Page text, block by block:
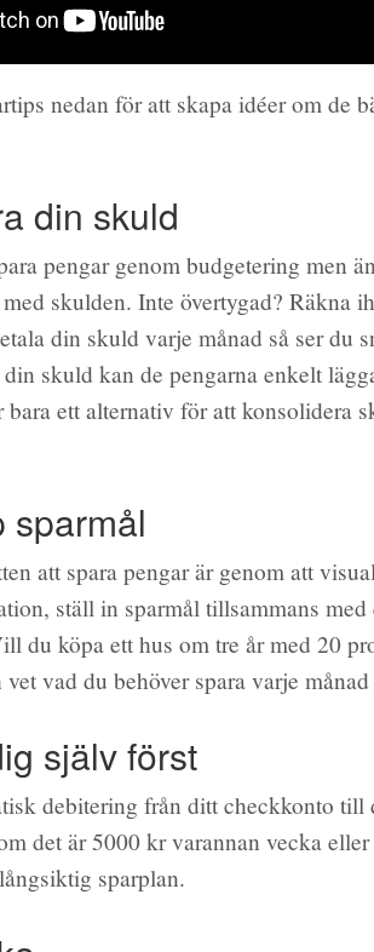
nedan för att skapa idéer om de
din skuld
pengar genom budgetering men
skulden. Inte övertygad? Räkna
din skuld varje månad så ser du
skuld kan de pengarna enkelt
ett alternativ för att konsolidera
sparmål
att spara pengar är genom att
ställ in sparmål tillsammans
du köpa ett hus om tre år med 20
vad du behöver spara varje
själv först
debitering från ditt checkkonto till
det är 5000 kr varannan vecka
sparplan.